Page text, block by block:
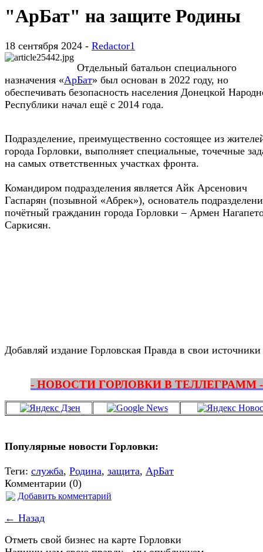
"АрБат" на защите Родины
18 сентября 2024 - Redactor1
Отдельный батальон специального
назначения «АрБат» был основан в 2022 году, но
обеспечивать безопасность населения Донецкой
Республики начал ещё с 2014 года.
Подразделение, преимущественно состоящее из
города Горловки, выполняет специальные, точечные
на самых ответственных участках фронта.
Командиром подразделения является Айк Арсенович
Гаспарян (позывной «Абрек»), основатель
почётный гражданин города Горловки – Армен
Саркисян.
Добавляй издание Горловская Правда в свои источники
- НОВОСТИ ГОРЛОВКИ В ТЕЛЛЕГРАММ -
Популярные новости Горловки:
Теги: служба, Родина, защита, АрБат
Комментарии (0)
Добавить комментарий
← Назад
Отметь свой бизнес на карте Горловки